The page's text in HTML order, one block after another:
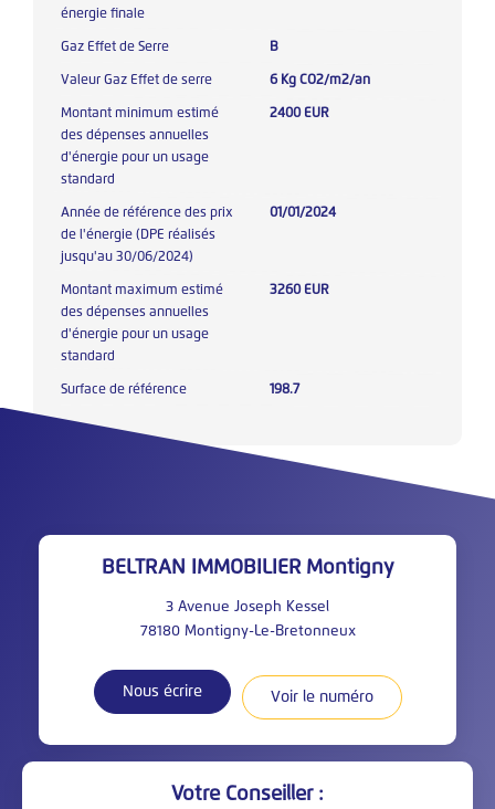
énergie finale
Gaz Effet de Serre B
Valeur Gaz Effet de serre 6 Kg CO2/m2/an
Montant minimum estimé
des dépenses annuelles
d'énergie pour un usage
standard
2400 EUR
Année de référence des prix
de l'énergie (DPE réalisés
jusqu'au 30/06/2024)
01/01/2024
Montant maximum estimé
des dépenses annuelles
d'énergie pour un usage
standard
3260 EUR
Surface de référence 198.7
BELTRAN IMMOBILIER Montigny
3 Avenue Joseph Kessel
78180 Montigny-Le-Bretonneux
Nous écrire Voir le numéro
Votre Conseiller :